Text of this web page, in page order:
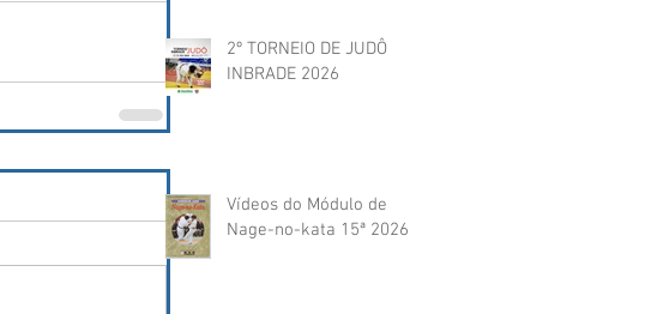
2º TORNEIO DE JUDÔ
INBRADE 2026
Vídeos do Módulo de
Nage-no-kata 15ª 2026